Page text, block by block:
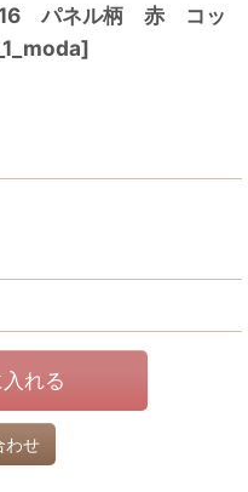
パネル柄 赤 コッ
]
れる
わせ